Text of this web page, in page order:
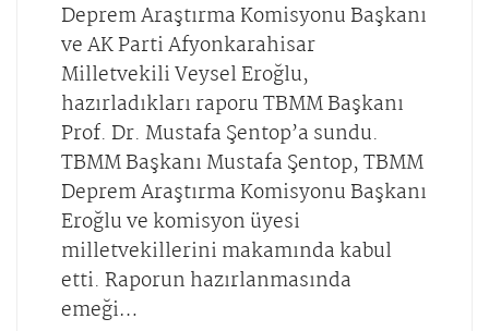
Deprem Araştırma Komisyonu Başkanı
ve AK Parti Afyonkarahisar
Milletvekili Veysel Eroğlu,
hazırladıkları raporu TBMM Başkanı
Prof. Dr. Mustafa Şentop’a sundu.
TBMM Başkanı Mustafa Şentop, TBMM
Deprem Araştırma Komisyonu Başkanı
Eroğlu ve komisyon üyesi
milletvekillerini makamında kabul
etti. Raporun hazırlanmasında
emeği…